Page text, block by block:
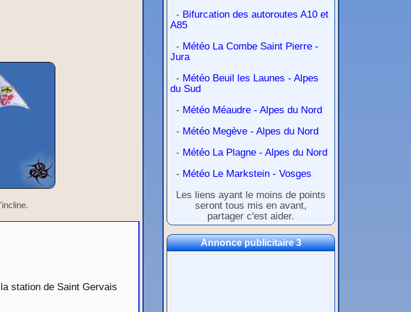
station de Saint Gervais
- Bifurcation des autoroutes A10 et
A85
- Météo La Combe Saint Pierre -
Jura
- Météo Beuil les Launes - Alpes
du Sud
- Météo Méaudre - Alpes du Nord
- Météo Megève - Alpes du Nord
- Météo La Plagne - Alpes du Nord
- Météo Le Markstein - Vosges
Les liens ayant le moins de points
seront tous mis en avant,
partager c'est aider.
Annonce publicitaire 3